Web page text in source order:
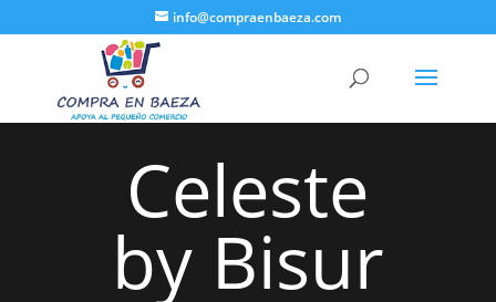
info@compraenbaeza.com
Celeste
by Bisur